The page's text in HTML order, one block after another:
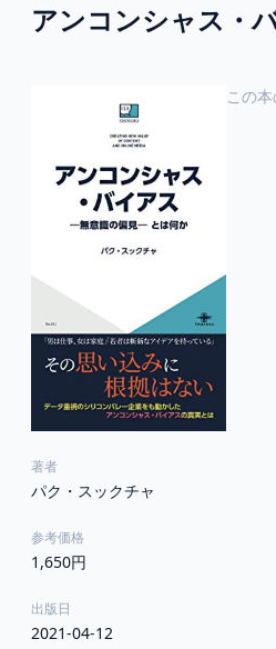
アンコンシャス・
著者
パク・スックチャ
参考価格
1,650円
出版日
2021-04-12
この